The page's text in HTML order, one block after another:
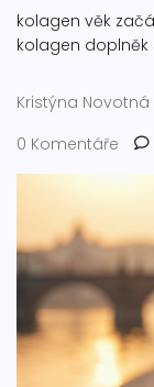
kolagen věk
kolagen doplněk
Kristýna Novotná
0 Komentáře